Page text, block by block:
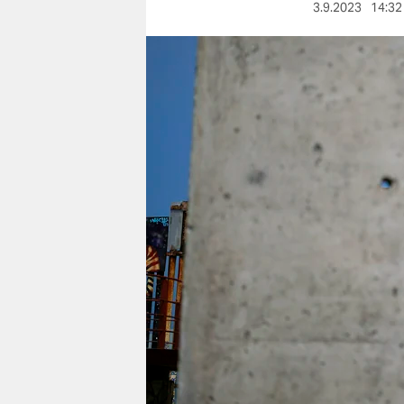
nord
wahrheit
verlag
veranstaltungen
shop
fragen & hilfe
unterstützen
abo
genossenschaft
3.9.2023